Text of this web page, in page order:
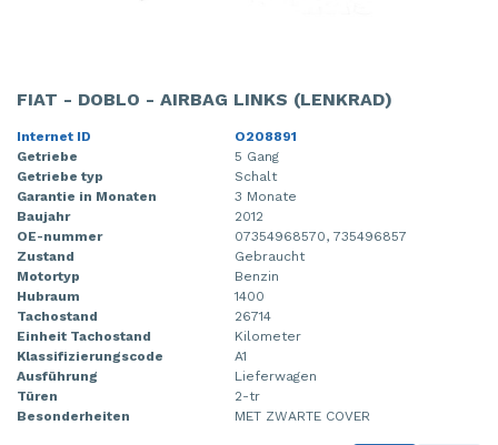
FIAT - DOBLO - AIRBAG LINKS (LENKRAD)
Internet ID
O208891
Getriebe
5 Gang
Getriebe typ
Schalt
Garantie in Monaten
3 Monate
Baujahr
2012
OE-nummer
07354968570, 735496857
Zustand
Gebraucht
Motortyp
Benzin
Hubraum
1400
Tachostand
26714
Einheit Tachostand
Kilometer
Klassifizierungscode
A1
Ausführung
Lieferwagen
Türen
2-tr
Besonderheiten
MET ZWARTE COVER